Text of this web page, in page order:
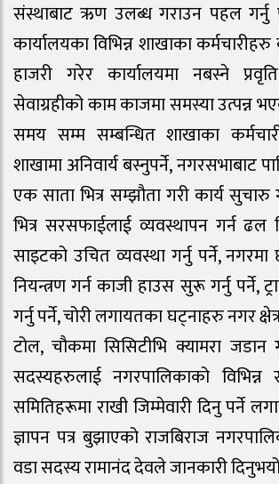
संस्थाबाट ऋण उलब्ध गराउन पहल गर्नु
कार्यालयका विभिन्न शाखाका
हाजरी गरेर कार्यालयमा नबस्ने
सेवाग्रहीको काम काजमा समस्या उत्पन्न
समय सम्म सम्बन्धित शाखाका
शाखामा अनिवार्य बस्नुपर्ने, नगरसभाबाट
एक साता भित्र सम्झौता गरी कार्य सुचारु
भित्र सरसफाईलाई व्यवस्थापन गर्न ढल
साइटको उचित व्यवस्था गर्नु पर्ने, नगरमा
नियन्त्रण गर्न काजी हाउस सुरू गर्नु पर्ने,
गर्नु पर्ने, चोरी लगायतका घट्नाहरु नगर
टोल, चौकमा सिसिटीभि क्यामरा जडान
सदस्यहरुलाई नगरपालिकाको
समितिहरूमा राखी जिम्मेवारी दिनु पर्ने
ज्ञापन पत्र बुझाएको राजबिराज
वडा सदस्य रामानंद देवले जानकारी